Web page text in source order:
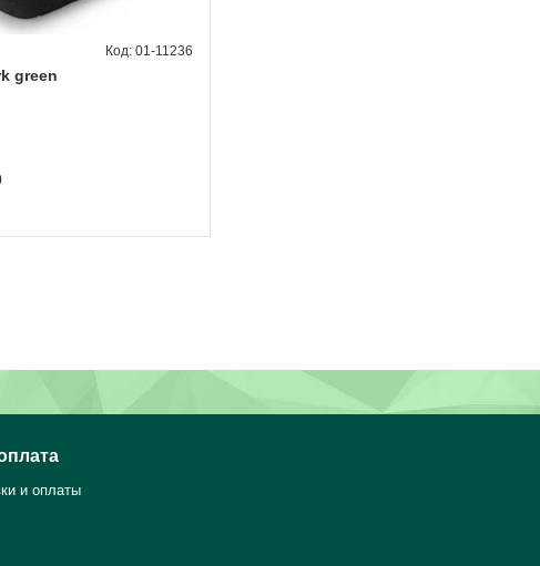
green
01-11236
и оплаты